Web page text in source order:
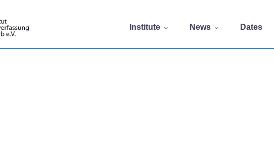
Institute News Dates